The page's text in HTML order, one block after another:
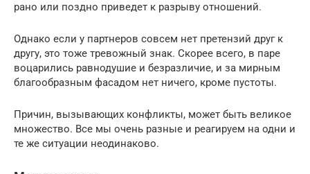
рано или поздно приведет к разрыву отношений.
Однако если у партнеров совсем нет претензий друг к
другу, это тоже тревожный знак. Скорее всего, в паре
воцарились равнодушие и безразличие, и за мирным
благообразным фасадом нет ничего, кроме пустоты.
Причин, вызывающих конфликты, может быть великое
множество. Все мы очень разные и реагируем на одни и
те же ситуации неодинаково.